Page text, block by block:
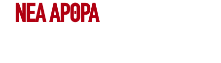
ΝΕΑ ΆΡΘΡΑ